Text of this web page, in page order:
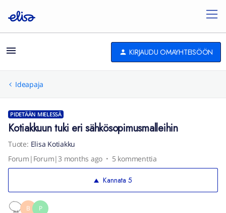
KIRJAUDU OMAYHTEISÖÖN
Ideapaja
PIDETÄÄN MIELESSÄ
Kotiakkuun tuki eri sähkösopimusmalleihin
Tuote: Elisa Kotiakku
Forum|Forum|3 months ago
5 kommenttia
Kannata 5
B P